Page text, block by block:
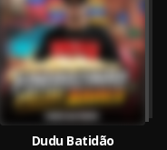
Dudu Batidão